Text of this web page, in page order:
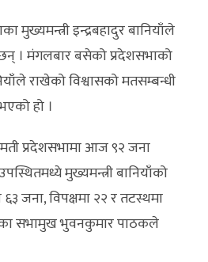
मुख्यमन्त्री इन्द्रबहादुर बानियाँले
छन् । मंगलबार बसेको प्रदेशसभाको
राखेको विश्वासको मतसम्बन्धी
हो ।
प्रदेशसभामा आज ९२ जना
मुख्यमन्त्री बानियाँको
जना, विपक्षमा २२ र तटस्थमा
सभामुख भुवनकुमार पाठकले